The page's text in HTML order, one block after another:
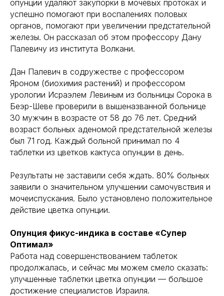
опунции удаляют закупорки в мочевых протоках и
успешно помогают при воспалениях половых
органов, помогают при увеличении предстательной
железы. Он рассказал об этом профессору Дану
Палевичу из института Волкани.
Дан Палевич в содружестве с профессором
Яроном (биохимия растений) и профессором
урологии Исраэлем Левиным из больницы Сорока в
Беэр-Шеве проверили в вышеназванной больнице
30 мужчин в возрасте от 58 до 76 лет. Средний
возраст больных аденомой предстательной железы
был 71 год. Каждый больной принимал по 4
таблетки из цветков кактуса опунции в день.
Результаты не заставили себя ждать. 80% больных
заявили о значительном улучшении самочувствия и
мочеиспускания. Было установлено положительное
действие цветка опунции.
Опунция фикус-индика в составе «Супер
Оптимал»
Работа над совершенствованием таблеток
продолжалась, и сейчас мы можем смело сказать:
улучшенные таблетки цветка опунции — большое
достижение специалистов Израиля.